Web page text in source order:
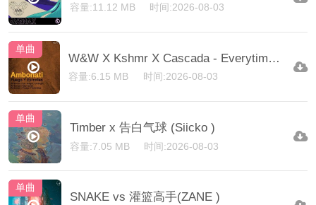
容量:11.12 MB 时间:2026-08-03
单曲
W&W X Kshmr X Cascada - Everytime We Touch (Dj Arman Aveiru 'Bad' Edit)
容量:6.15 MB 时间:2026-08-03
单曲
Timber x 告白气球 (Siicko )
容量:7.05 MB 时间:2026-08-03
单曲
SNAKE vs 灌篮高手(ZANE )